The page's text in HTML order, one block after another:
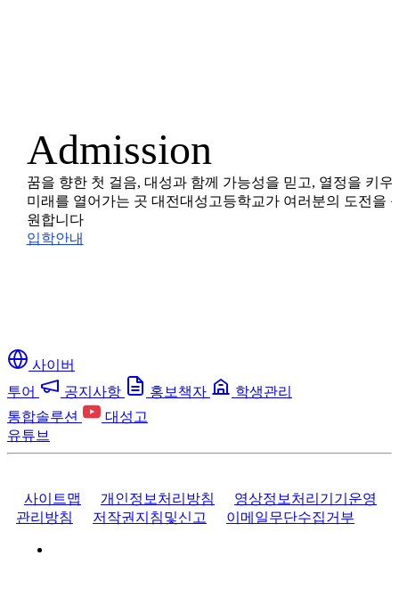
Admission
꿈을 향한 첫 걸음, 대성과 함께 가능성을 믿고, 열정을 키우
미래를 열어가는 곳 대전대성고등학교가 여러분의 도전을
원합니다
입학안내
사이버
투어
공지사항 홍보책자
학생관리
통합솔루션
대성고
유튜브
사이트맵 개인정보처리방침
영상정보처리기기운영
관리방침
저작권지침및신고 이메일무단수집거부